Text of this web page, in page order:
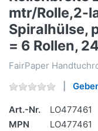
mtr/Rolle,2-
Spiralhülse,
= 6 Rollen,
FairPaper
Art.-Nr.
LO477461
MPN
LO477461